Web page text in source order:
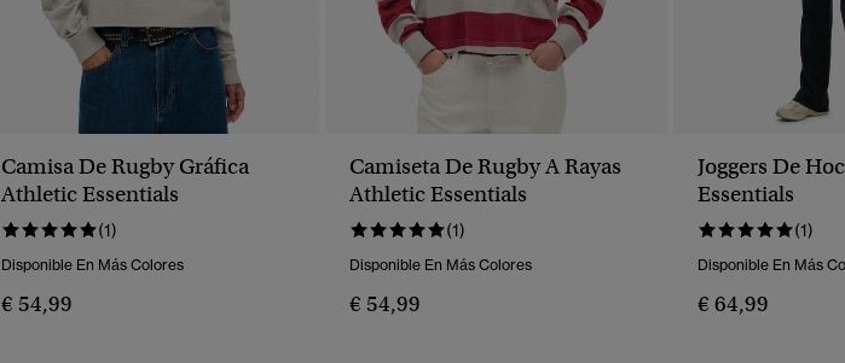
Camisa De Rugby Gráfica
Athletic Essentials
(1)
Disponible En Más Colores
€ 54,99
Camiseta De Rugby A Rayas
Athletic Essentials
(1)
Disponible En Más Colores
€ 54,99
Joggers De
Essentials
(1)
Disponible En Más
€ 64,99